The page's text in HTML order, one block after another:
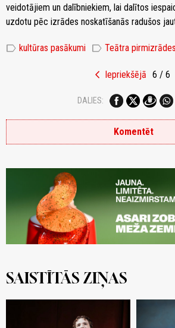
veidotājiem un dalībniekiem, lai dalītos
uzdotu pēc izrādes noskatīšanās radušos
label kultūras pasākumi label Teātra pirmizrādes
chevron_left Iepriekšējā 6 / 6
DALIES:
Komentēt
SAISTĪTĀS ZIŅAS